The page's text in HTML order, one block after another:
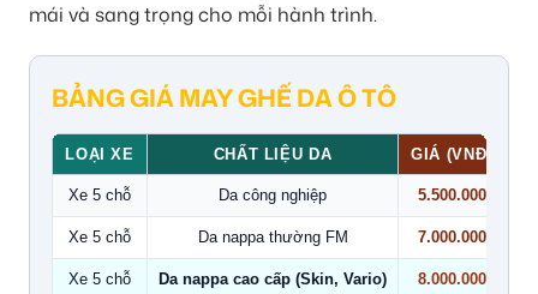
mái và sang trọng cho mỗi hành trình.
BẢNG GIÁ MAY GHẾ DA Ô TÔ
LOẠI XE CHẤT LIỆU DA GIÁ (VNĐ)
Xe 5 chỗ Da công nghiệp 5.500.000
Xe 5 chỗ Da nappa thường FM 7.000.000
Xe 5 chỗ Da nappa cao cấp (Skin, Vario) 8.000.000